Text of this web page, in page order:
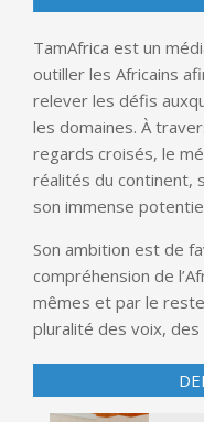
TamAfrica est un
outiller les Africains
relever les défis
les domaines. À
regards croisés, le
réalités du continent,
son immense
Son ambition est de
compréhension de
mêmes et par le
pluralité des voix,